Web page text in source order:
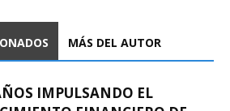
MÁS DEL AUTOR
IMPULSANDO EL